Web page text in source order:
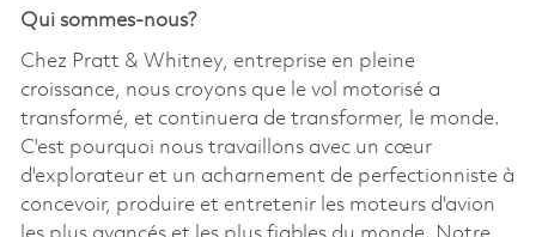
Qui sommes-nous?
Chez Pratt & Whitney, entreprise en pleine
croissance, nous croyons que le vol motorisé a
transformé, et continuera de transformer, le monde.
C'est pourquoi nous travaillons avec un cœur
d'explorateur et un acharnement de perfectionniste à
concevoir, produire et entretenir les moteurs d'avion